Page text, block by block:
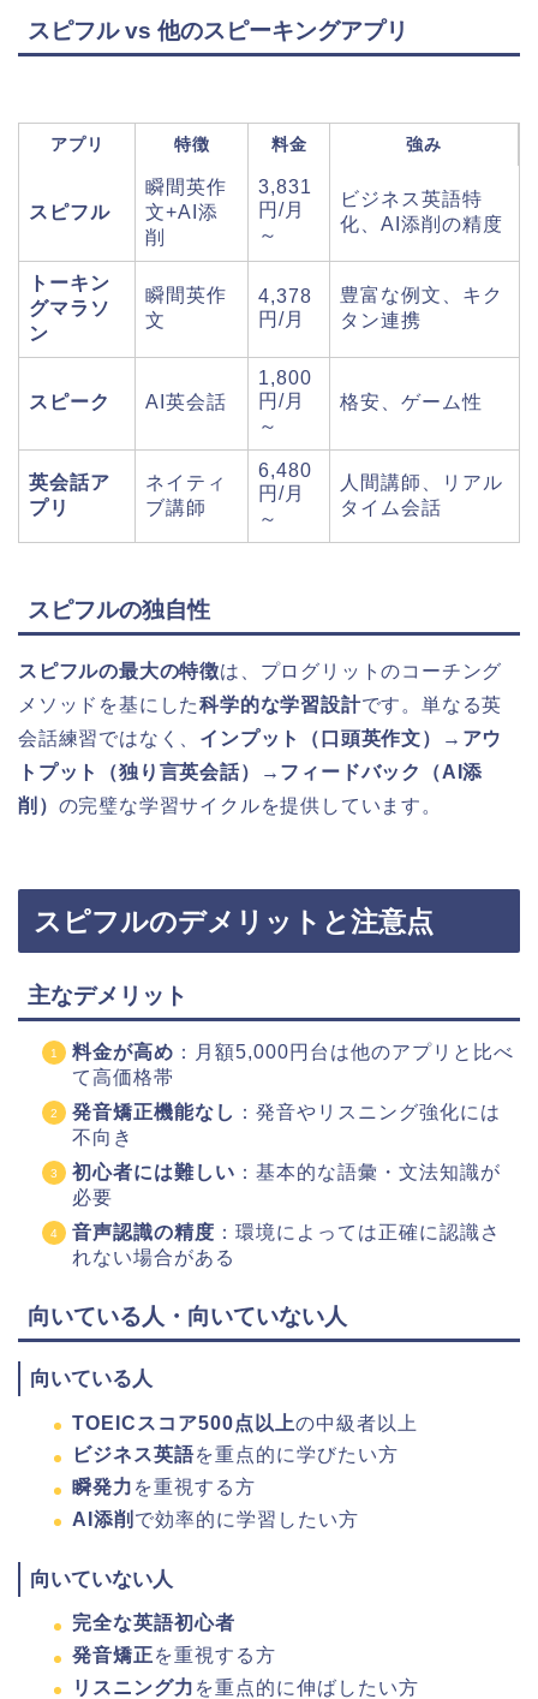
スピフル vs 他のスピーキングアプリ
アプリ 特徴 料金 強み
スピフル
瞬間英作
文+AI添
削
3,831
円/月
～
ビジネス英語特
化、AI添削の精度
トーキン
グマラソ
ン
瞬間英作
文
4,378
円/月
豊富な例文、キク
タン連携
スピーク AI英会話
1,800
円/月
～
格安、ゲーム性
英会話ア
プリ
ネイティ
ブ講師
6,480
円/月
～
人間講師、リアル
タイム会話
スピフルの独自性
スピフルの最大の特徴は、プログリットのコーチング
メソッドを基にした科学的な学習設計です。単なる英
会話練習ではなく、 インプット（口頭英作文）→アウ
トプット（独り言英会話）→フィードバック（AI添
削） の完璧な学習サイクルを提供しています。
スピフルのデメリットと注意点
主なデメリット
料金が高め ：月額5,000円台は他のアプリと比べ
て高価格帯
発音矯正機能なし ：発音やリスニング強化には
不向き
初心者には難しい ：基本的な語彙・文法知識が
必要
音声認識の精度 ：環境によっては正確に認識さ
れない場合がある
向いている人・向いていない人
向いている人
TOEICスコア500点以上の中級者以上
ビジネス英語を重点的に学びたい方
瞬発力 を重視する方
AI添削 で効率的に学習したい方
向いていない人
完全な英語初心者
発音矯正を重視する方
リスニング力 を重点的に伸ばしたい方